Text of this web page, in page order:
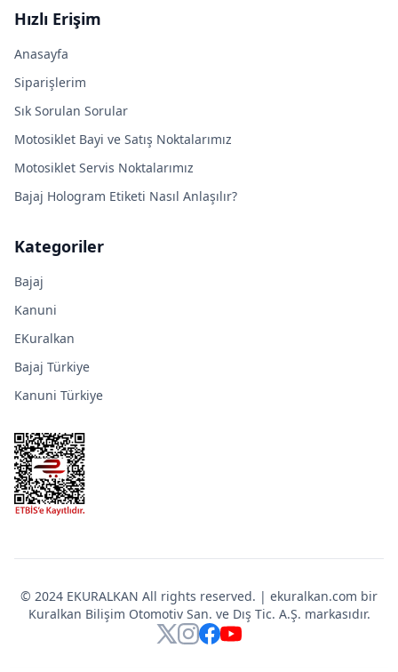
Hızlı Erişim
Anasayfa
Siparişlerim
Sık Sorulan Sorular
Motosiklet Bayi ve Satış Noktalarımız
Motosiklet Servis Noktalarımız
Bajaj Hologram Etiketi Nasıl Anlaşılır?
Kategoriler
Bajaj
Kanuni
EKuralkan
Bajaj Türkiye
Kanuni Türkiye
© 2024 EKURALKAN All rights reserved. | ekuralkan.com bir
Kuralkan Bilişim Otomotiv San. ve Dış Tic. A.Ş. markasıdır.